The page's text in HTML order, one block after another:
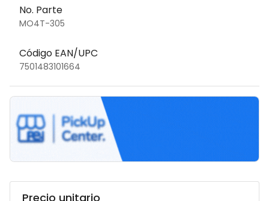
No. Parte
MO4T-305
Código EAN/UPC
7501483101664
Precio unitario